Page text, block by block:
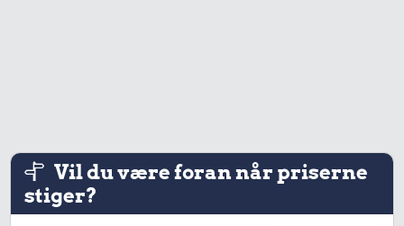
Vil du være foran når priserne
stiger?